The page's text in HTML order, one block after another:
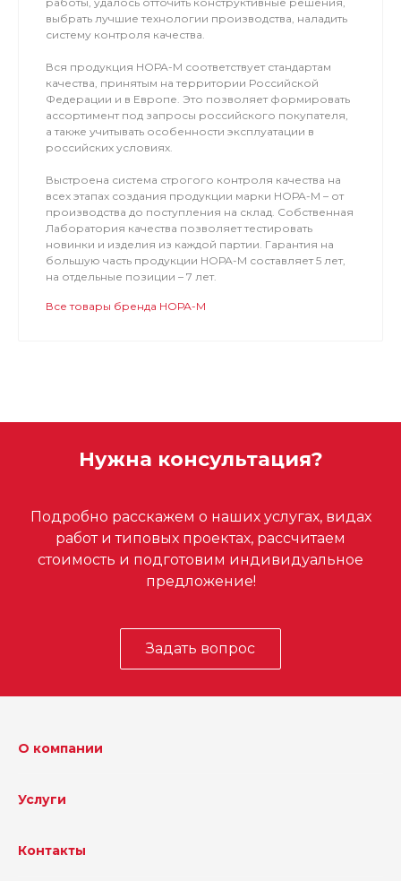
выбрать лучшие технологии производства, наладить
систему контроля качества.
Вся продукция НОРА-М соответствует стандартам
качества, принятым на территории Российской
Федерации и в Европе. Это позволяет формировать
ассортимент под запросы российского покупателя,
а также учитывать особенности эксплуатации в
российских условиях.
Выстроена система строгого контроля качества на
всех этапах создания продукции марки НОРА-М – от
производства до поступления на склад. Собственная
Лаборатория качества позволяет тестировать
новинки и изделия из каждой партии. Гарантия на
большую часть продукции НОРА-М составляет 5 лет,
на отдельные позиции – 7 лет.
Все товары бренда НОРА-М
Нужна консультация?
Подробно расскажем о наших услугах, видах
работ и типовых проектах, рассчитаем
стоимость и подготовим индивидуальное
предложение!
Задать вопрос
О компании
Услуги
Контакты